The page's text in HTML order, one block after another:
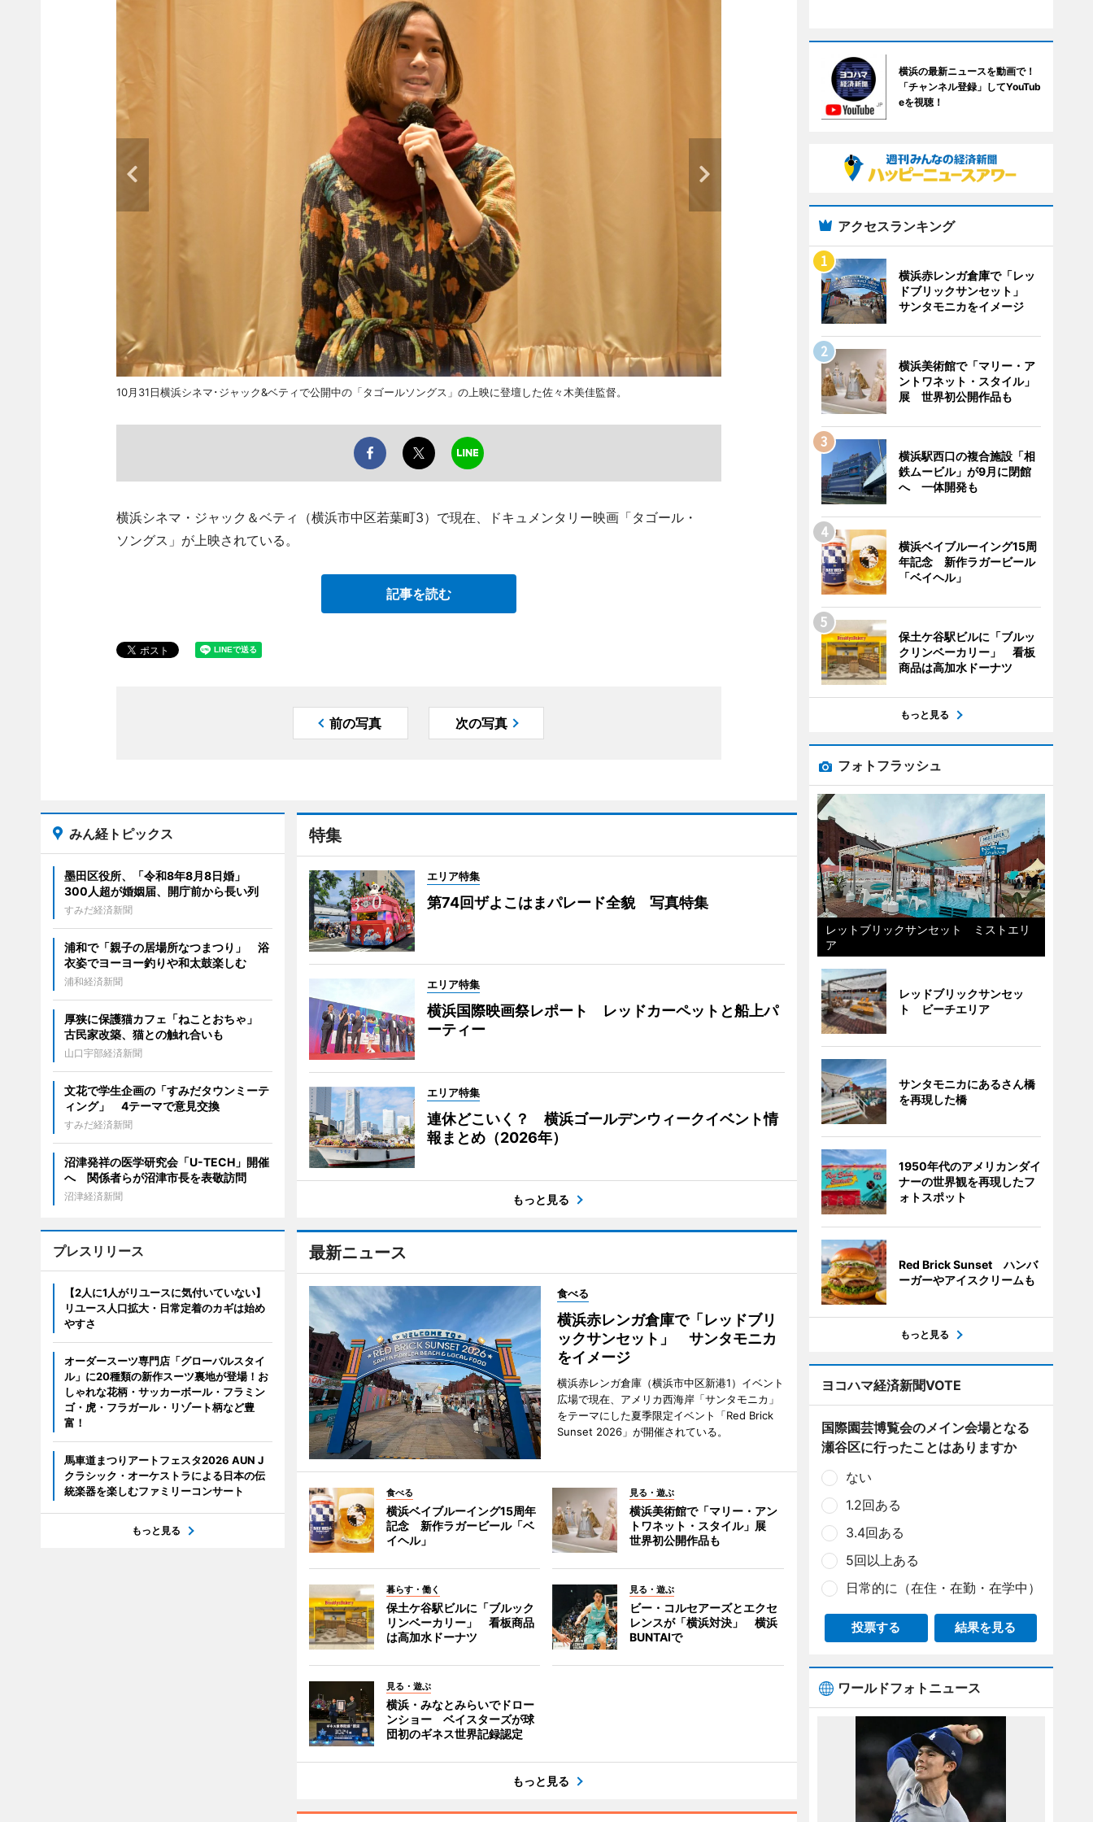
10月31日横浜シネマ･ジャック&ベティで公開中の「タゴールソングス」の上映に登壇した佐々木美佳監督。
横浜シネマ・ジャック＆ベティ（横浜市中区若葉町3）で現在、ドキュメンタリー映画「タゴール・
ソングス」が上映されている。
記事を読む
前の写真 次の写真
特集
エリア特集
第74回ザよこはまパレード全貌 写真特集
エリア特集
横浜国際映画祭レポート レッドカーペットと船上パ
ーティー
エリア特集
連休どこいく？ 横浜ゴールデンウィークイベント情
報まとめ（2026年）
もっと見る
最新ニュース
食べる
横浜赤レンガ倉庫で「レッドブリ
ックサンセット」 サンタモニカ
をイメージ
横浜赤レンガ倉庫（横浜市中区新港1）イベント
広場で現在、アメリカ西海岸「サンタモニカ」
をテーマにした夏季限定イベント「Red Brick
Sunset 2026」が開催されている。
食べる
横浜ベイブルーイング15周年
記念 新作ラガービール「ベ
イヘル」
見る・遊ぶ
横浜美術館で「マリー・アン
トワネット・スタイル」展
世界初公開作品も
暮らす・働く
保土ケ谷駅ビルに「ブルック
リンベーカリー」 看板商品
は高加水ドーナツ
見る・遊ぶ
ビー・コルセアーズとエクセ
レンスが「横浜対決」 横浜
BUNTAIで
見る・遊ぶ
横浜・みなとみらいでドロー
ンショー ベイスターズが球
団初のギネス世界記録認定
もっと見る
みん経トピックス
墨田区役所、「令和8年8月8日婚」
300人超が婚姻届、開庁前から長い列
すみだ経済新聞
浦和で「親子の居場所なつまつり」 浴
衣姿でヨーヨー釣りや和太鼓楽しむ
浦和経済新聞
厚狭に保護猫カフェ「ねことおちゃ」
古民家改築、猫との触れ合いも
山口宇部経済新聞
文花で学生企画の「すみだタウンミーテ
ィング」 4テーマで意見交換
すみだ経済新聞
沼津発祥の医学研究会「U-TECH」開催
へ 関係者らが沼津市長を表敬訪問
沼津経済新聞
プレスリリース
【2人に1人がリユースに気付いていない】
リユース人口拡大・日常定着のカギは始め
やすさ
オーダースーツ専門店「グローバルスタイ
ル」に20種類の新作スーツ裏地が登場！お
しゃれな花柄・サッカーボール・フラミン
ゴ・虎・フラガール・リゾート柄など豊
富！
馬車道まつりアートフェスタ2026 AUN J
クラシック・オーケストラによる日本の伝
統楽器を楽しむファミリーコンサート
もっと見る
横浜の最新ニュースを動画で！
「チャンネル登録」してYouTub
eを視聴！
アクセスランキング
横浜赤レンガ倉庫で「レッ
ドブリックサンセット」
サンタモニカをイメージ
横浜美術館で「マリー・ア
ントワネット・スタイル」
展 世界初公開作品も
横浜駅西口の複合施設「相
鉄ムービル」が9月に閉館
へ 一体開発も
横浜ベイブルーイング15周
年記念 新作ラガービール
「ベイヘル」
保土ケ谷駅ビルに「ブルッ
クリンベーカリー」 看板
商品は高加水ドーナツ
もっと見る
フォトフラッシュ
レットブリックサンセット ミストエリ
ア
レッドブリックサンセッ
ト ビーチエリア
サンタモニカにあるさん橋
を再現した橋
1950年代のアメリカンダイ
ナーの世界観を再現したフ
ォトスポット
Red Brick Sunset ハンバ
ーガーやアイスクリームも
もっと見る
ヨコハマ経済新聞VOTE
国際園芸博覧会のメイン会場となる
瀬谷区に行ったことはありますか
ない
1.2回ある
3.4回ある
5回以上ある
日常的に（在住・在勤・在学中）
投票する 結果を見る
ワールドフォトニュース